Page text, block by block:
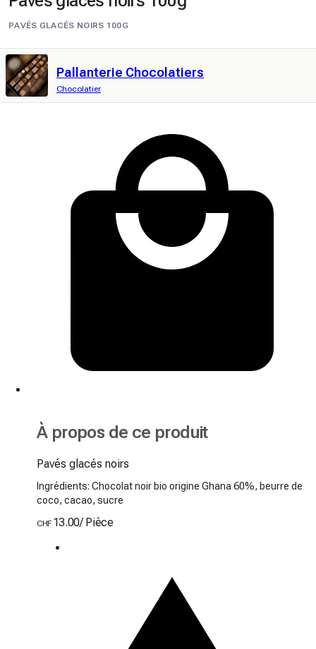
PAVÉS GLACÉS NOIRS 100G
Pallanterie Chocolatiers
Chocolatier
À propos de ce produit
Pavés glacés noirs
Ingrédients: Chocolat noir bio origine Ghana 60%, beurre de
coco, cacao, sucre
CHF 13.00/ Pièce